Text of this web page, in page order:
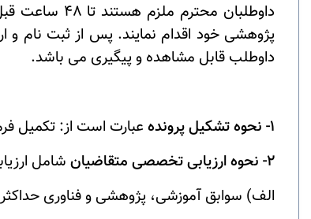
داوطلبان
پژوهشی خود اقدام نمایند. پس از ثبت نام
داوطلب قابل مشاهده و پیگیری می باشد.
1- نحوه تشکیل پرونده
عبارت است از: تکمیل فرم شماره 1 که در بخش ارسال مدارک سامانه مصاحبه قابل
2- نحوه ارزیابی تخصصی متقاضیان
شامل
الف) سوابق آموزشی، پژوهشی و فناوری حداکثر 20 نمره